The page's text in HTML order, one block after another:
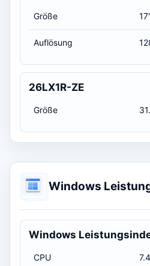
Größe
Auflösung
26LX1R-ZE
Größe
Windows
Windows
CPU 7.4